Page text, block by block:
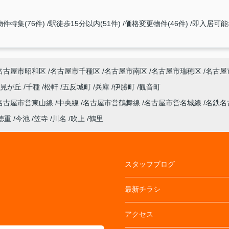
件特集(76件) 駅徒歩15分以内(51件) 価格変更物件(46件) 即入居可
古屋市昭和区 名古屋市千種区 名古屋市南区 名古屋市瑞穂区 名古屋
が丘 千種 松軒 五反城町 兵庫 伊勝町 観音町
古屋市営東山線 中央線 名古屋市営鶴舞線 名古屋市営名城線 名鉄
重 今池 笠寺 川名 吹上 鶴里
スタッフブログ
最新チラシ
アクセス